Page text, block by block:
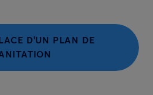
D'UN PLAN DE